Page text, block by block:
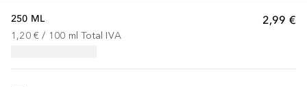
2,99 €
250 ML
1,20 € / 100 ml Total IVA